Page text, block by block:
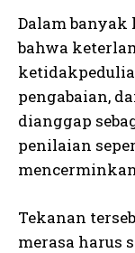
Dalam banyak
bahwa
pengabaian,
dianggap
penilaian
Tekanan
merasa harus